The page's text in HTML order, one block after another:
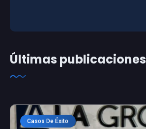
Últimas publicaciones
Casos De Éxito